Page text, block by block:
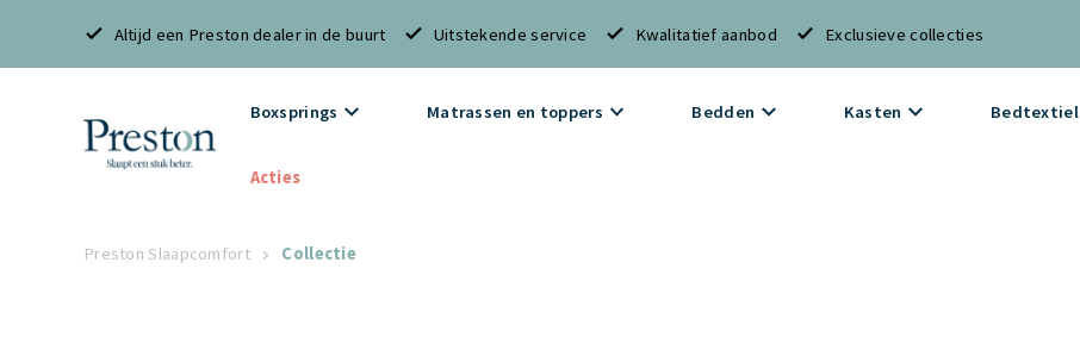
Altijd een Preston dealer in de buurt Uitstekende service Kwalitatief aanbod Exclusieve collecties
Boxsprings Matrassen en toppers Bedden Kasten Bedtextiel
Acties
Preston Slaapcomfort Collectie